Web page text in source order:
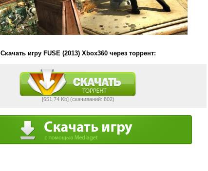
Скачать игру FUSE (2013) Xbox360 через торрент:
[651,74 Kb] (cкачиваний: 802)